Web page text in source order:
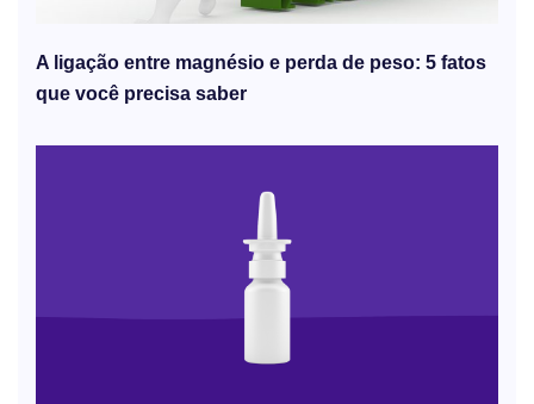
A ligação entre magnésio e perda de peso: 5 fatos
que você precisa saber